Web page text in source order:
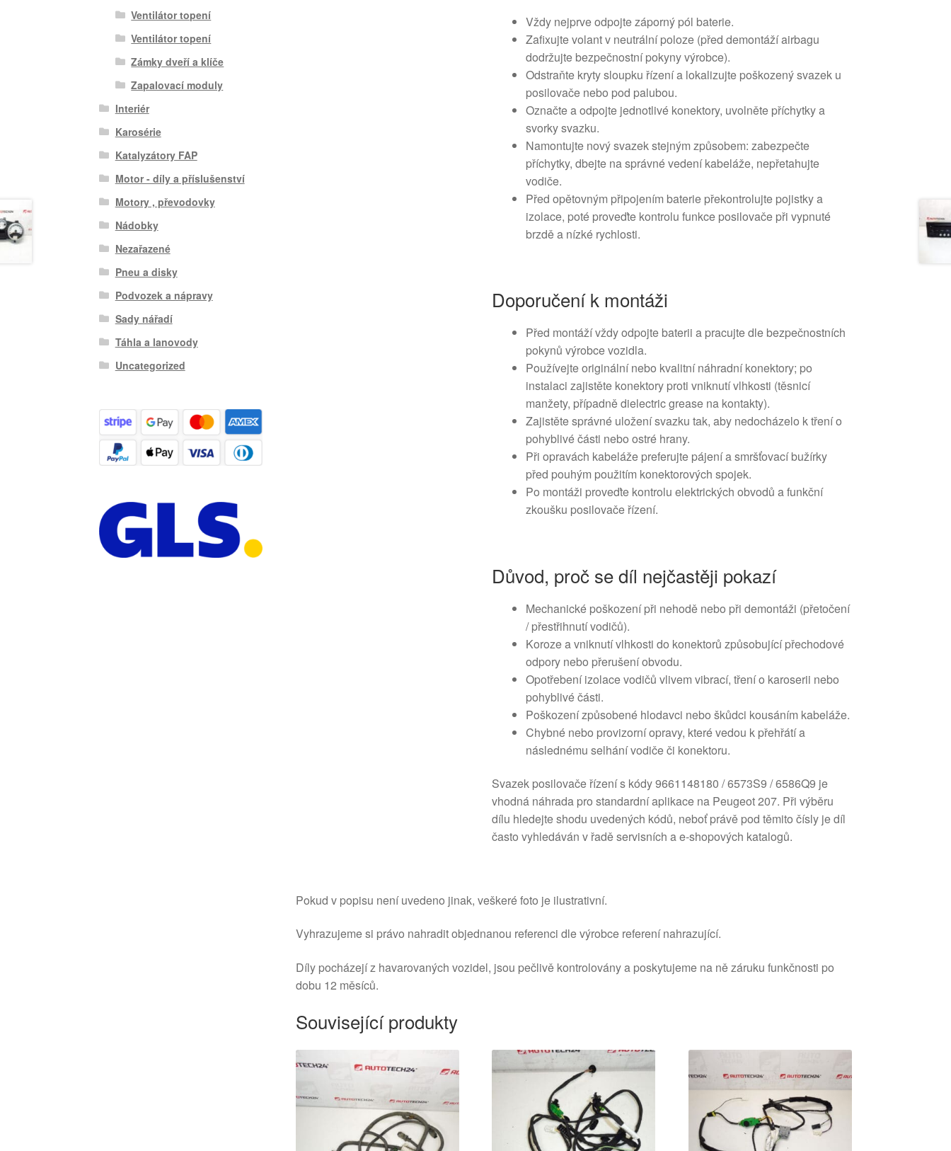
Vždy nejprve odpojte záporný pól baterie.
Zafixujte volant v neutrální poloze (před demontáží airbagu
dodržujte bezpečnostní pokyny výrobce).
Odstraňte kryty sloupku řízení a lokalizujte poškozený svazek u
posilovače nebo pod palubou.
Označte a odpojte jednotlivé konektory, uvolněte příchytky a
svorky svazku.
Namontujte nový svazek stejným způsobem: zabezpečte
příchytky, dbejte na správné vedení kabeláže, nepřetahujte
vodiče.
Před opětovným připojením baterie překontrolujte pojistky a
izolace, poté proveďte kontrolu funkce posilovače při vypnuté
brzdě a nízké rychlosti.
Doporučení k montáži
Před montáží vždy odpojte baterii a pracujte dle bezpečnostních
pokynů výrobce vozidla.
Používejte originální nebo kvalitní náhradní konektory; po
instalaci zajistěte konektory proti vniknutí vlhkosti (těsnicí
manžety, případně dielectric grease na kontakty).
Zajistěte správné uložení svazku tak, aby nedocházelo k tření o
pohyblivé části nebo ostré hrany.
Při opravách kabeláže preferujte pájení a smršťovací bužírky
před pouhým použitím konektorových spojek.
Po montáži proveďte kontrolu elektrických obvodů a funkční
zkoušku posilovače řízení.
Důvod, proč se díl nejčastěji pokazí
Mechanické poškození při nehodě nebo při demontáži (přetočení
/ přestřihnutí vodičů).
Koroze a vniknutí vlhkosti do konektorů způsobující přechodové
odpory nebo přerušení obvodu.
Opotřebení izolace vodičů vlivem vibrací, tření o karoserii nebo
pohyblivé části.
Poškození způsobené hlodavci nebo škůdci kousáním kabeláže.
Chybné nebo provizorní opravy, které vedou k přehřátí a
následnému selhání vodiče či konektoru.
Svazek posilovače řízení s kódy 9661148180 / 6573S9 / 6586Q9 je
vhodná náhrada pro standardní aplikace na Peugeot 207. Při výběru
dílu hledejte shodu uvedených kódů, neboť právě pod těmito čísly je díl
často vyhledáván v řadě servisních a e‑shopových katalogů.
Pokud v popisu není uvedeno jinak, veškeré foto je ilustrativní.
Vyhrazujeme si právo nahradit objednanou referenci dle výrobce referení nahrazující.
Díly pocházejí z havarovaných vozidel, jsou pečlivě kontrolovány a poskytujeme na ně záruku funkčnosti po
dobu 12 měsíců.
Související produkty
Ventilátor topení
Ventilátor topení
Zámky dveří a klíče
Zapalovací moduly
Interiér
Karosérie
Katalyzátory FAP
Motor - díly a příslušenství
Motory , převodovky
Nádobky
Nezařazené
Pneu a disky
Podvozek a nápravy
Sady nářadí
Táhla a lanovody
Uncategorized